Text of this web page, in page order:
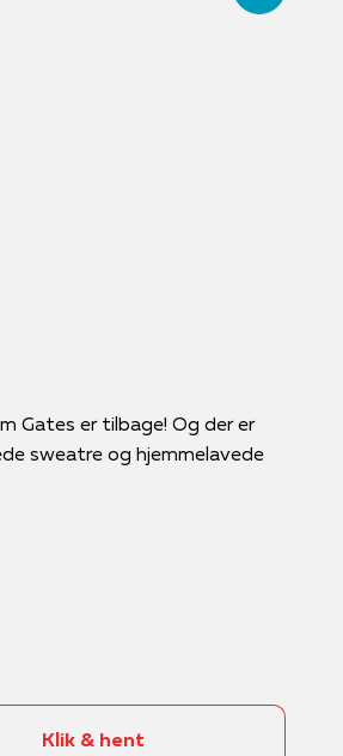
Gates er tilbage! Og der er
sweatre og hjemmelavede
Klik & hent